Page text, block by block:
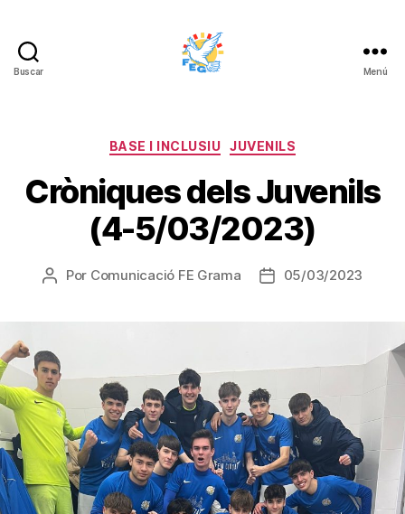
Buscar Menú
Categorías
BASE I INCLUSIU JUVENILS
Cròniques dels Juvenils
(4-5/03/2023)
Autor
Por Comunicació FE Grama
Fecha05/03/2023